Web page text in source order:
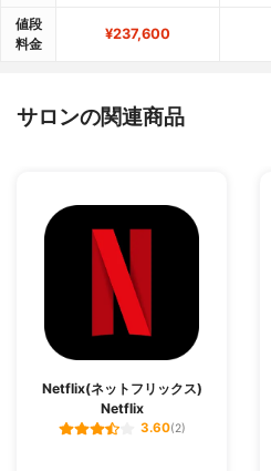
値段
料金
¥237,600
サロンの関連商品
Netflix(ネットフリックス)
Netflix
3.60(2)